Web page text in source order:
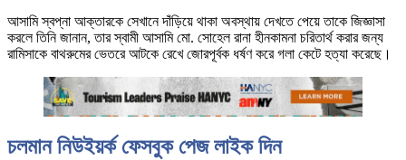
আসামি স্বপ্না আক্তারকে সেখানে দাঁড়িয়ে থাকা অবস্থায় দেখতে পেয়ে তাকে জিজ্ঞাসা
করলে তিনি জানান, তার স্বামী আসামি মো. সোহেল রানা হীনকামনা চরিতার্থ করার জন্য
রামিসাকে বাথরুমের ভেতরে আটকে রেখে জোরপূর্বক ধর্ষণ করে গলা কেটে হত্যা করেছে।
চলমান নিউইয়র্ক ফেসবুক পেজ লাইক দিন